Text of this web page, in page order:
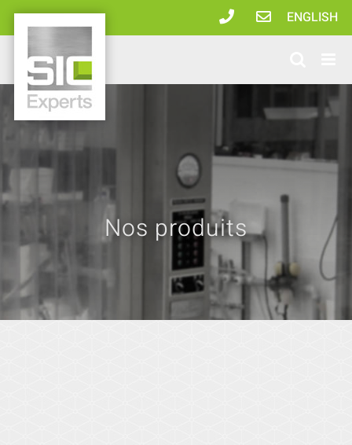
Passer
au
contenu
ENGLISH
Nos produits